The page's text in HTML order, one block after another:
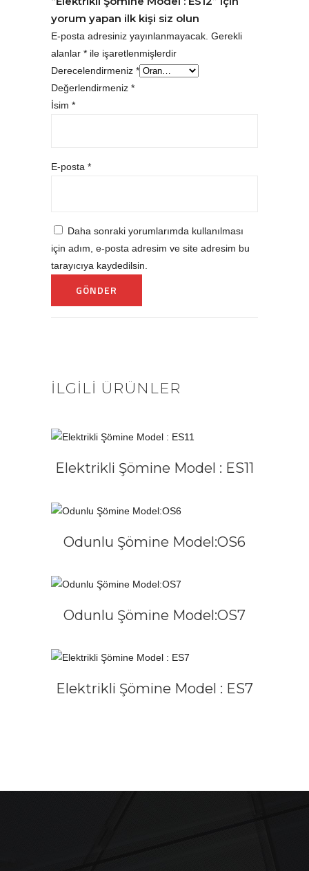
yorum yapan ilk kişi siz olun
E-posta adresiniz yayınlanmayacak. Gerekli
alanlar * ile işaretlenmişlerdir
Derecelendirmeniz *
Değerlendirmeniz *
İsim *
E-posta *
Daha sonraki yorumlarımda kullanılması
için adım, e-posta adresim ve site adresim bu
tarayıcıya kaydedilsin.
İLGILI ÜRÜNLER
Elektrikli Şömine Model : ES11
Odunlu Şömine Model:OS6
Odunlu Şömine Model:OS7
Elektrikli Şömine Model : ES7